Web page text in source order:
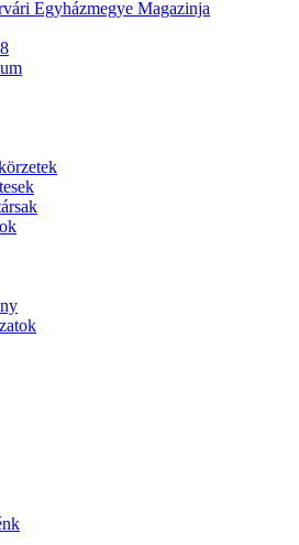
Egyházmegye Magazinja